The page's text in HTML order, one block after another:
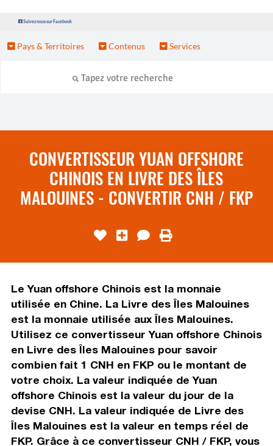
Suivez nous sur Facebook
Pays & Territoires Contenus Services
CONVERTISSEUR YUAN OFFSHORE
CHINOIS EN LIVRE DES ÎLES
MALOUINES - CONVERTIR CNH / FKP
Le Yuan offshore Chinois est la monnaie
utilisée en Chine. La Livre des Îles Malouines
est la monnaie utilisée aux Îles Malouines.
Utilisez ce convertisseur Yuan offshore Chinois
en Livre des Îles Malouines pour savoir
combien fait 1 CNH en FKP ou le montant de
votre choix. La valeur indiquée de Yuan
offshore Chinois est la valeur du jour de la
devise CNH. La valeur indiquée de Livre des
Îles Malouines est la valeur en temps réel de
FKP. Grâce à ce convertisseur CNH / FKP, vous